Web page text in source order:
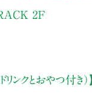
2F
リンクとおやつ付き）】